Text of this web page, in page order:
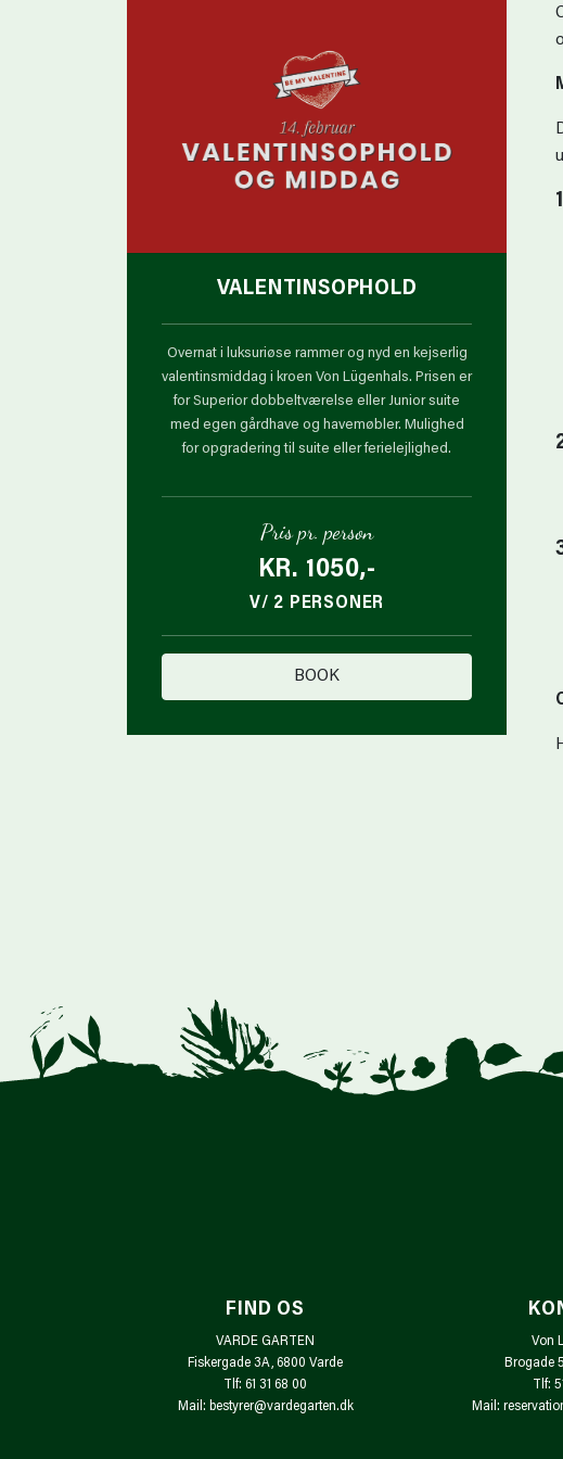
VALENTINSOPHOLD
Overnat i luksuriøse rammer og nyd en kejserlig
valentinsmiddag i kroen Von Lügenhals. Prisen er
for Superior dobbeltværelse eller Junior suite
med egen gårdhave og havemøbler. Mulighed
for opgradering til suite eller ferielejlighed.
Pris pr. person
KR. 1050,-
V/ 2 PERSONER
BOOK
FIND OS
VARDE GARTEN
Fiskergade 3A, 6800 Varde
Tlf: 61 31 68 00
Mail: bestyrer@vardegarten.dk
Von
Brogade
Tlf:
Mail: